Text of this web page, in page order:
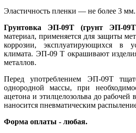
Эластичность пленки — не более 3 мм.
Грунтовка ЭП-09Т (грунт ЭП-
материал, применяется для защиты
коррозии, эксплуатирующихся в
климата. ЭП-09 Т окрашивают
металлов.
Перед употреблением ЭП-09Т
однородной массы, при
ацетона и этилцелозольва до
наносится пневматическим
Форма оплаты - любая.